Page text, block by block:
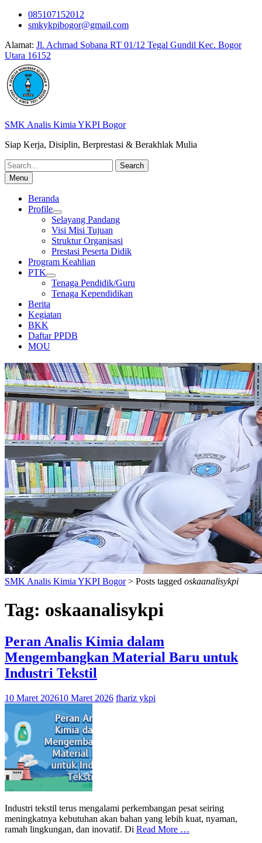
Skip
085107152012
smkykpibogor@gmail.com
Alamat: Jl. Achmad Sobana RT 01/12 Tegal Gundil Kec. Bogor
Utara 16152
SMK Analis Kimia YKPI Bogor
Siap Kerja, Disiplin, Berprestasi & Berakhlak Mulia
Search
for:Menu
Beranda
Profile
Selayang Pandang
Visi Misi Tujuan
Struktur Organisasi
Prestasi Peserta Didik
Program Keahlian
PTK
Tenaga Pendidik/Guru
Tenaga Kependidikan
Berita
Kegiatan
BKK
Daftar PPDB
MOU
LABORATORIUM KOMPUTER
SMK Analis Kimia YKPI Bogor> Posts tagged oskaanalisykpi
Tag: oskaanalisykpi
Peran Analis Kimia dalam
Mengembangkan Material Baru untuk
Industri Tekstil
10 Maret 202610 Maret 2026 fhariz ykpi
Industri tekstil terus mengalami perkembangan pesat seiring
meningkatnya kebutuhan akan bahan yang lebih kuat, nyaman,
ramah lingkungan, dan inovatif. Di Read More …